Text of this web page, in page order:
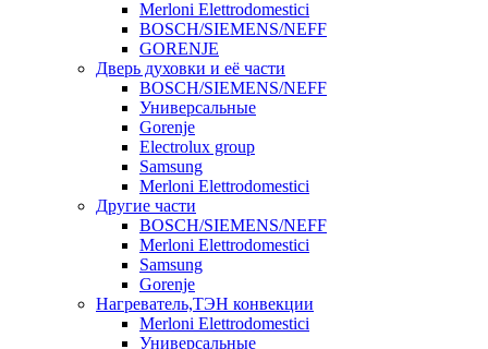
Merloni Elettrodomestici
BOSCH/SIEMENS/NEFF
GORENJE
Дверь духовки и её части
BOSCH/SIEMENS/NEFF
Универсальные
Gorenje
Electrolux group
Samsung
Merloni Elettrodomestici
Другие части
BOSCH/SIEMENS/NEFF
Merloni Elettrodomestici
Samsung
Gorenje
Нагреватель,ТЭН конвекции
Merloni Elettrodomestici
Универсальные